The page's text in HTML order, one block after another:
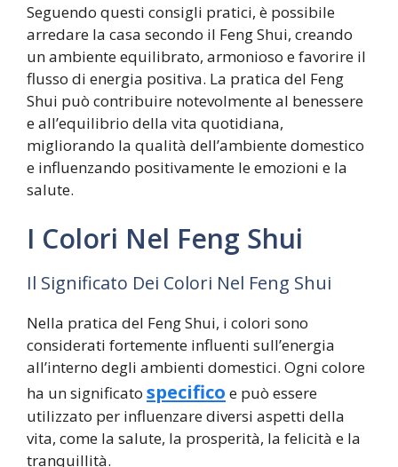
Seguendo questi consigli pratici, è possibile
arredare la casa secondo il Feng Shui, creando
un ambiente equilibrato, armonioso e favorire il
flusso di energia positiva. La pratica del Feng
Shui può contribuire notevolmente al benessere
e all’equilibrio della vita quotidiana,
migliorando la qualità dell’ambiente domestico
e influenzando positivamente le emozioni e la
salute.
I Colori Nel Feng Shui
Il Significato Dei Colori Nel Feng Shui
Nella pratica del Feng Shui, i colori sono
considerati fortemente influenti sull’energia
all’interno degli ambienti domestici. Ogni colore
ha un significato specifico e può essere
utilizzato per influenzare diversi aspetti della
vita, come la salute, la prosperità, la felicità e la
tranquillità.